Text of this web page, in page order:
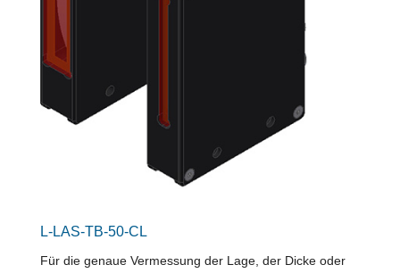
L-LAS-TB-50-CL
Für die genaue Vermessung der Lage, der Dicke oder